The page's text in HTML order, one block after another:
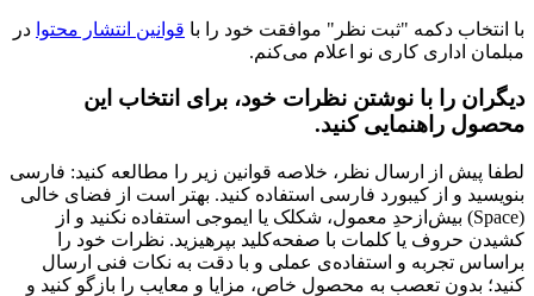
با انتخاب دکمه "ثبت نظر" موافقت خود را با قوانین انتشار محتوا در
مبلمان اداری کاری نو اعلام می‌کنم.
دیگران را با نوشتن نظرات خود، برای انتخاب این
محصول راهنمایی کنید.
لطفا پیش از ارسال نظر، خلاصه قوانین زیر را مطالعه کنید: فارسی
بنویسید و از کیبورد فارسی استفاده کنید. بهتر است از فضای خالی
(Space) بیش‌از‌حدِ معمول، شکلک یا ایموجی استفاده نکنید و از
کشیدن حروف یا کلمات با صفحه‌کلید بپرهیزید. نظرات خود را
براساس تجربه و استفاده‌ی عملی و با دقت به نکات فنی ارسال
کنید؛ بدون تعصب به محصول خاص، مزایا و معایب را بازگو کنید و